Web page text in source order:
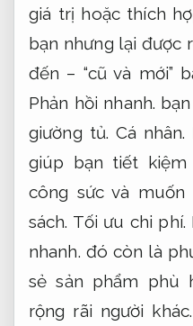
giá trị hoặc thích
bạn nhưng lại được
đến – “cũ và mới”
Phản hồi nhanh.
giường tủ. Cá nhân.
giúp bạn tiết kiệm
công sức và muốn
sách. Tối ưu chi phí.
nhanh. đó còn là
sẻ sản phẩm phù
rộng rãi người khác.